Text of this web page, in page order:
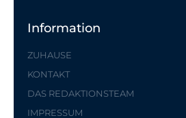
Information
ZUHAUSE
KONTAKT
DAS REDAKTIONSTEAM
IMPRESSUM